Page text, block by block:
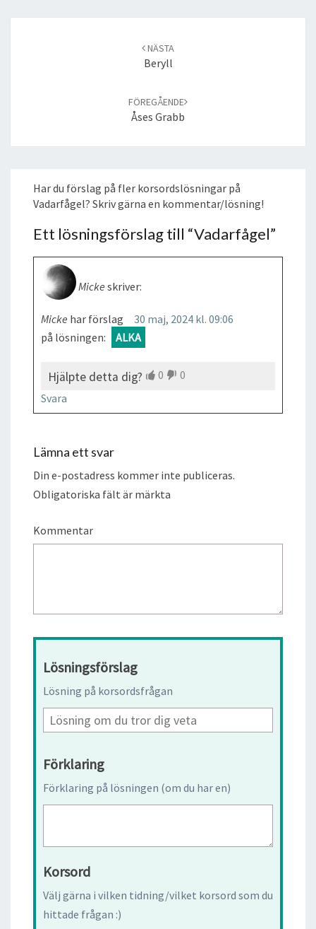
NÄSTA
Beryll
FÖREGÅENDE
Åses Grabb
Har du förslag på fler korsordslösningar på
Vadarfågel? Skriv gärna en kommentar/lösning!
Ett lösningsförslag till “Vadarfågel”
Micke skriver:
30 maj, 2024 kl. 09:06
Micke har förslag
på lösningen:
ALKA
Hjälpte detta dig? 0
0
Svara
Lämna ett svar
Din e-postadress kommer inte publiceras.
Obligatoriska fält är märkta
Kommentar
Lösningsförslag
Lösning på korsordsfrågan
Förklaring
Förklaring på lösningen (om du har en)
Korsord
Välj gärna i vilken tidning/vilket korsord som du
hittade frågan :)